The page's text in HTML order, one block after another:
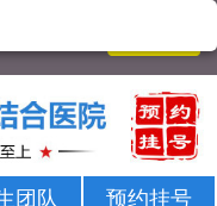
男科医院
团队
预约挂号